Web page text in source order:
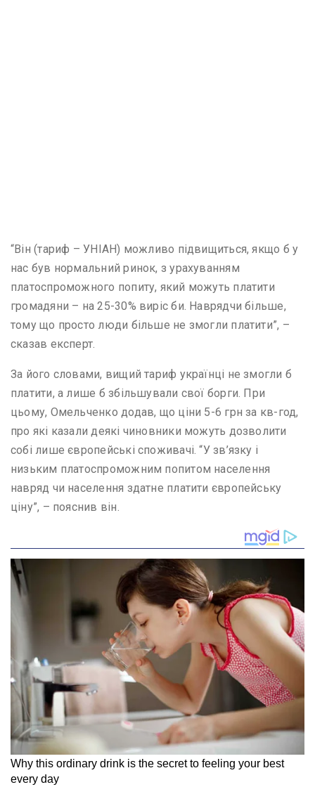
“Він (тариф – УНІАН) можливо підвищиться, якщо б у
нас був нормальний ринок, з урахуванням
платоспроможного попиту, який можуть платити
громадяни – на 25-30% виріс би. Наврядчи більше,
тому що просто люди більше не змогли платити”, –
сказав експерт.
За його словами, вищий тариф українці не змогли б
платити, а лише б збільшували свої борги. При
цьому, Омельченко додав, що ціни 5-6 грн за кв-год,
про які казали деякі чиновники можуть дозволити
собі лише європейські споживачі. “У зв’язку і
низьким платоспроможним попитом населення
навряд чи населення здатне платити європейську
ціну”, – пояснив він.